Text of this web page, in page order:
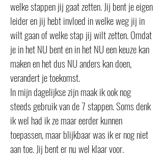
welke stappen jij gaat zetten. Jij bent je eigen
leider en jij hebt invloed in welke weg jij in
wilt gaan of welke stap jij wilt zetten. Omdat
je in het NU bent en in het NU een keuze kan
maken en het dus NU anders kan doen,
verandert je toekomst.
In mijn dagelijkse zijn maak ik ook nog
steeds gebruik van de 7 stappen. Soms denk
ik wel had ik ze maar eerder kunnen
toepassen, maar blijkbaar was ik er nog niet
aan toe. Jij bent er nu wel klaar voor.